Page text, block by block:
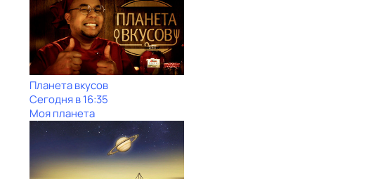
Планета вкусов
Сегодня в 16:35
Моя планета